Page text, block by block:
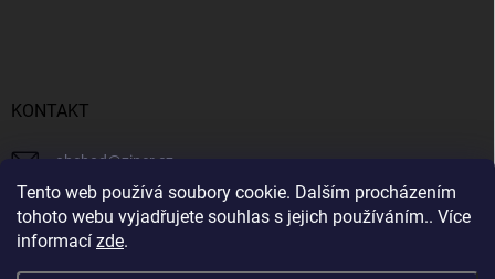
Tento web používá soubory cookie. Dalším procházením
tohoto webu vyjadřujete souhlas s jejich používáním.. Více
informací zde.
KONTAKT
obchod@ziner.cz
728 355 665